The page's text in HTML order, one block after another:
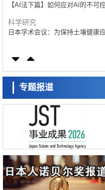
【AI法下篇】如何应对AI的不
科学研究
日本学术会议：为保持土壤健康
大阪大学开发基于水氢键网络的
经济・社会
【AI法上篇】如何对“将人生交
专访
科学研究
庆应义塾大学阐明脑内“游击手”
制，有望用于开发阿尔茨海默病
科学研究
日本东北大学与横滨橡胶全球
化抑制机制，为提升轮胎安全性
科学研究
近畿大学等发现植物染料“日本茜
为新型功能性材料
科学研究
专题报道